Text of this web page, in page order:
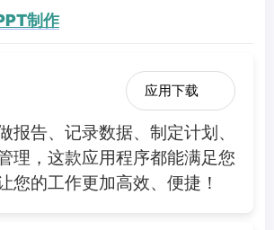
制作
应用下载
报告、记录数据、制定计划、
理，这款应用程序都能满足您
您的工作更加高效、便捷！